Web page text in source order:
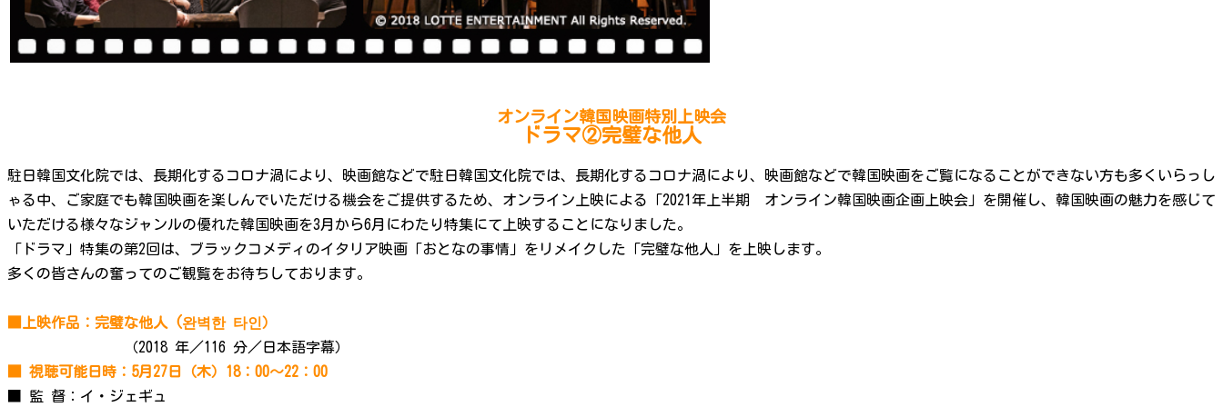
オンライン韓国映画特別上映会
ドラマ②完璧な他人
駐日韓国文化院では、長期化するコロナ渦により、映画館などで駐日韓国文化院では、長期化するコロナ渦により、映画館などで韓国映画をご覧になることができない方も多くいらっし
ゃる中、ご家庭でも韓国映画を楽しんでいただける機会をご提供するため、オンライン上映による「2021年上半期 オンライン韓国映画企画上映会」を開催し、韓国映画の魅力を感じて
いただける様々なジャンルの優れた韓国映画を3月から6月にわたり特集にて上映することになりました。
「ドラマ」特集の第2回は、ブラックコメディのイタリア映画「おとなの事情」をリメイクした「完璧な他人」を上映します。
多くの皆さんの奮ってのご観覧をお待ちしております。
■上映作品：完璧な他人 (완벽한 타인）
（2018 年／116 分／日本語字幕）
■ 視聴可能日時：5月27日（木）18：00～22：00
■ 監 督：イ・ジェギュ